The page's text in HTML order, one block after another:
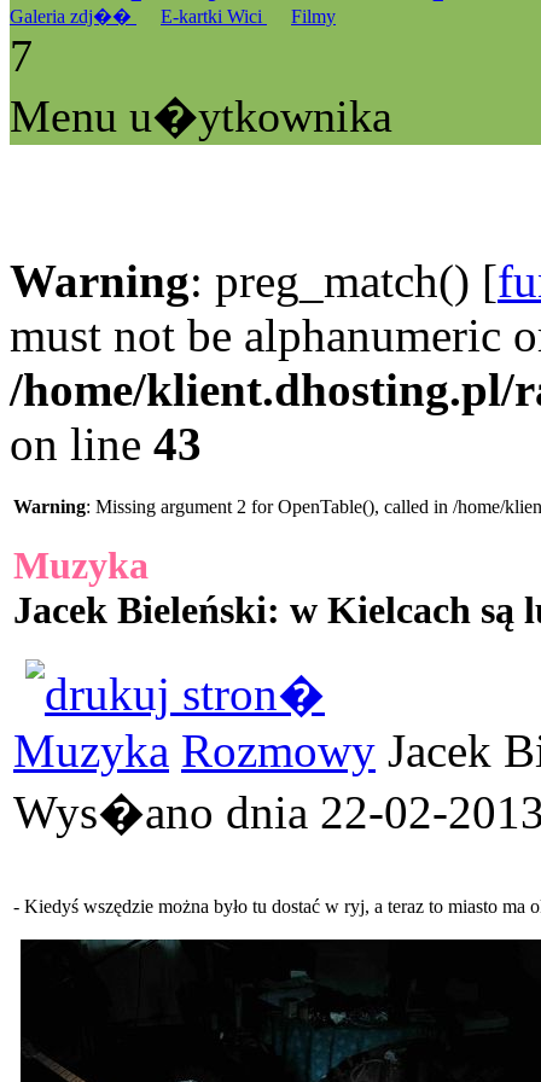
Galeria zdj�� E-kartki Wici Filmy
7
Menu u�ytkownika
Warning: preg_match() [
must not be alphanumeric
/home/klient.dhosting.pl/
on line 43
Warning: Missing argument 2 for OpenTable(), called in /home/
Muzyka
Jacek Bieleński: w Kielcach są
Muzyka Rozmowy Jacek
Wys�ano dnia 22-02-
- Kiedyś wszędzie można było tu dostać w ryj, a teraz to miasto